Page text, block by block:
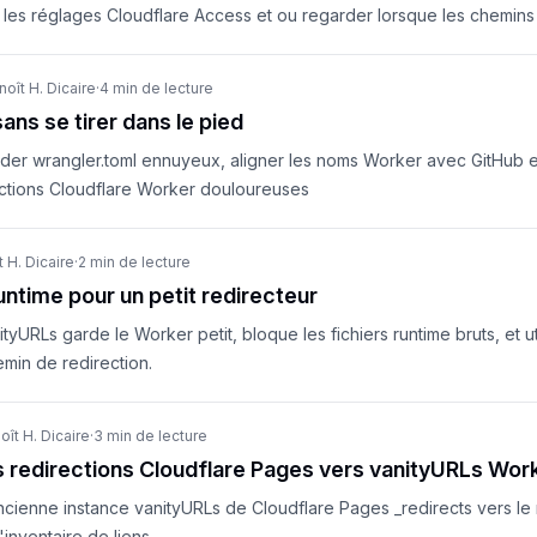
réglages Cloudflare Access et ou regarder lorsque les
H. Dicaire·4 min de lecture
se tirer dans le pied
wrangler.toml ennuyeux, aligner les noms Worker avec
Cloudflare Worker douloureuses
H. Dicaire·2 min de lecture
pour un petit redirecteur
garde le Worker petit, bloque les fichiers runtime bruts, et
de redirection.
H. Dicaire·3 min de lecture
redirections Cloudflare Pages vers vanityURLs
instance vanityURLs de Cloudflare Pages _redirects vers